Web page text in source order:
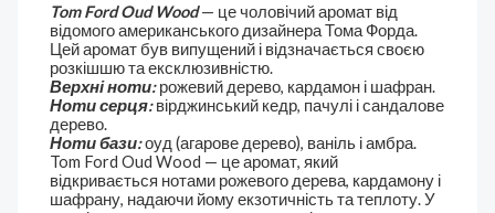
Tom Ford Oud Wood— це чоловічий аромат від
відомого американського дизайнера Тома Форда.
Цей аромат був випущений і відзначається своєю
розкішшю та ексклюзивністю.
Верхніноти:рожевий дерево, кардамон і шафран.
Ноти серця:вірджинський кедр, пачулі і сандалове
дерево.
Ноти бази:оуд (агарове дерево), ваніль і амбра.
Tom Ford Oud Wood — це аромат, який
відкривається нотами рожевого дерева, кардамону і
шафрану, надаючи йому екзотичність та теплоту. У